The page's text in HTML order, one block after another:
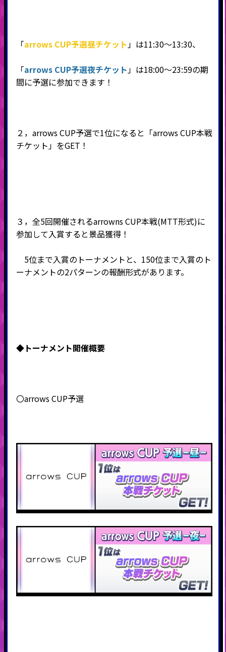
「arrows CUP予選昼チケット」は11:30～13:30、
「arrows CUP予選夜チケット」は18:00～23:59の期
間に予選に参加できます！
２，arrows CUP予選で1位になると「arrows CUP本戦
チケット」をGET！
３，全5回開催されるarrowns CUP本戦(MTT形式)に
参加して入賞すると景品獲得！
5位まで入賞のトーナメントと、150位まで入賞のト
ーナメントの2パターンの報酬形式があります。
◆トーナメント開催概要
〇arrows CUP予選